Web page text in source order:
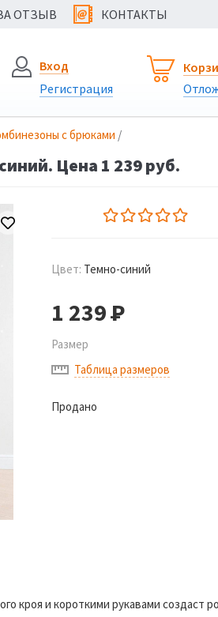
ОТЗЫВ @ КОНТАКТЫ
Вход
Регистрация
с брюками /
Цена 1 239 руб.
Цвет: Темно-синий
1 239Р
Размер
Таблица размеров
Продано
кроя и короткими рукавами создаст